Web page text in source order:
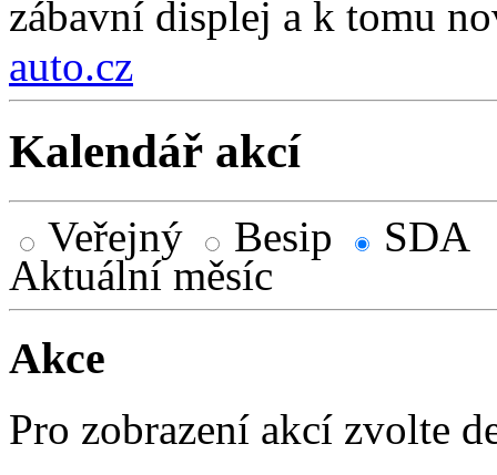
zábavní displej a k tomu
auto.cz
Kalendář akcí
Veřejný Besip
SDA
Aktuální měsíc
Akce
Pro zobrazení akcí zvolte